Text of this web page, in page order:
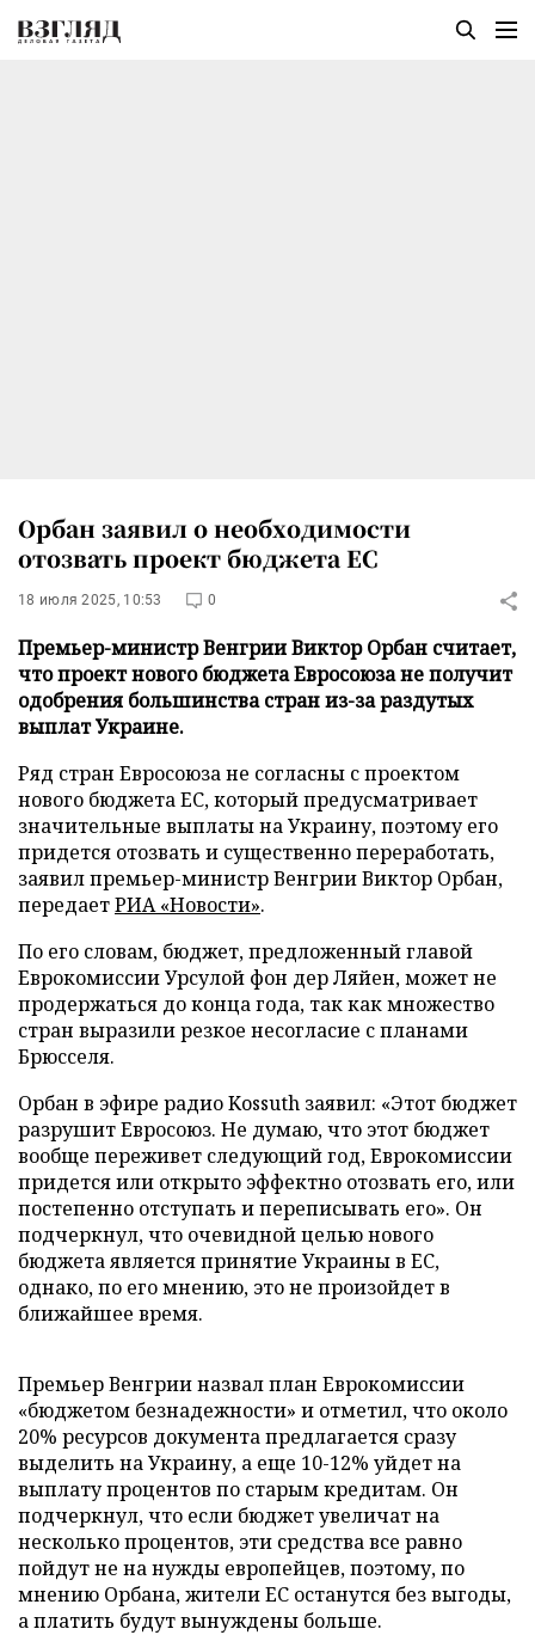
Орбан заявил о необходимости
отозвать проект бюджета ЕС
18 июля 2025, 10:53 0
Премьер-министр Венгрии Виктор Орбан считает,
что проект нового бюджета Евросоюза не получит
одобрения большинства стран из-за раздутых
выплат Украине.
Ряд стран Евросоюза не согласны с проектом
нового бюджета ЕС, который предусматривает
значительные выплаты на Украину, поэтому его
придется отозвать и существенно переработать,
заявил премьер-министр Венгрии Виктор Орбан,
передаетРИА «Новости».
По его словам, бюджет, предложенный главой
Еврокомиссии Урсулой фон дер Ляйен, может не
продержаться до конца года, так как множество
стран выразили резкое несогласие с планами
Брюсселя.
Орбан в эфире радио Kossuth заявил: «Этот бюджет
разрушит Евросоюз. Не думаю, что этот бюджет
вообще переживет следующий год, Еврокомиссии
придется или открыто эффектно отозвать его, или
постепенно отступать и переписывать его». Он
подчеркнул, что очевидной целью нового
бюджета является принятие Украины в ЕС,
однако, по его мнению, это не произойдет в
ближайшее время.
Премьер Венгрии назвал план Еврокомиссии
«бюджетом безнадежности» и отметил, что около
20% ресурсов документа предлагается сразу
выделить на Украину, а еще 10-12% уйдет на
выплату процентов по старым кредитам. Он
подчеркнул, что если бюджет увеличат на
несколько процентов, эти средства все равно
пойдут не на нужды европейцев, поэтому, по
мнению Орбана, жители ЕС останутся без выгоды,
а платить будут вынуждены больше.